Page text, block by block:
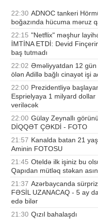
22:30 ADNOC tankeri
boğazında hücuma məruz
22:15 "Netflix" məşhur
İMTİNA ETDİ: Devid
baş tutmadı
22:02 Əməliyyatdan 12 gün
ölən Adillə bağlı cinayət işi
22:00 Prezidentliyə
Esprielyaya 1 milyard dollar
veriləcək
22:00 Gülay Zeynallı
DİQQƏT ÇƏKDİ - FOTO
21:57 Kanalda batan 21
Aminin FOTOSU
21:45 Oteldə ilk işiniz bu
Qapıdan mütləq stəkan asın
21:37 Azərbaycanda
FƏSİL UZANACAQ - 5 ay
edə bilər
21:30 Qızıl bahalaşdı